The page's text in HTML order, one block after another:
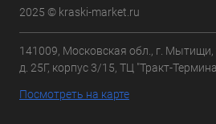
2025 © kraski-market.ru
141009, Московская обл., г. Мытищи,
д. 25Г, корпус 3/15, ТЦ "Тракт-
Посмотреть на карте